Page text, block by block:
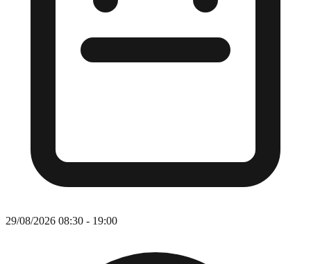
29/08/2026 08:30 - 19:00